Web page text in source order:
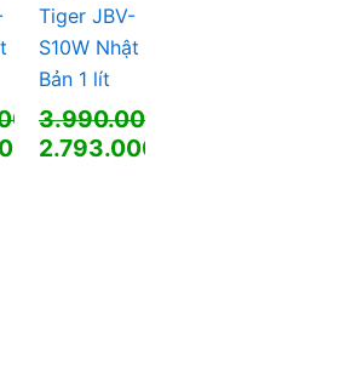
₫
₫
Tiger JBV-
S10W Nhật
Bản 1 lít
3.990.000
Giá
2.793.000